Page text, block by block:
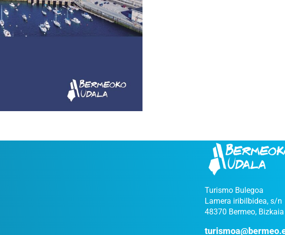
Turismo Bulegoa
Lamera iribilbidea, s/n
48370 Bermeo, Bizkaia